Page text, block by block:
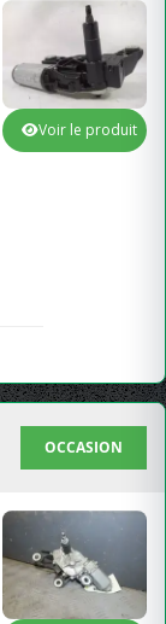
Voir le produit
OCCASION